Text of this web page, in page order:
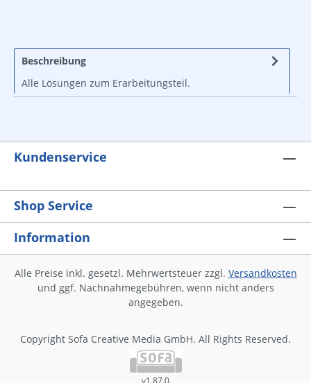
Beschreibung
Alle Lösungen zum Erarbeitungsteil.
Kundenservice
Shop Service
Information
Alle Preise inkl. gesetzl. Mehrwertsteuer zzgl. Versandkosten
und ggf. Nachnahmegebühren, wenn nicht anders
angegeben.
Copyright Sofa Creative Media GmbH. All Rights Reserved.
v1.87.0